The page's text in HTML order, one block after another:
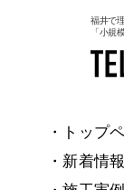
福井で
「小規
・トップ
・新着情報